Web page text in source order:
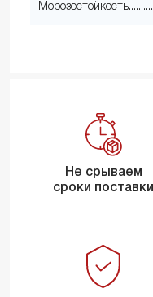
Морозостойкость
Не срываем
сроки поставки